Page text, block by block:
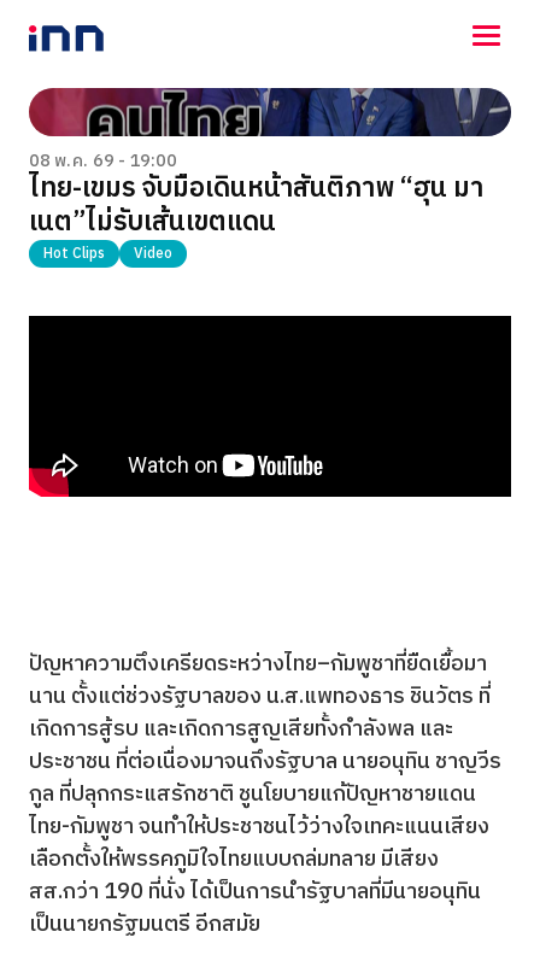
NEWS
ENTERTAINMENT
LIFESTYLE
HOROSCOPE
LOTTERY
VIDEO
08 พ.ค. 69 - 19:00
ไทย-เขมร จับมือเดินหน้าสันติภาพ “ฮุน มา
เนต”ไม่รับเส้นเขตแดน
Hot Clips Video
ปัญหาความตึงเครียดระหว่างไทย–กัมพูชาที่ยืดเยื้อมา
นาน ตั้งแต่ช่วงรัฐบาลของ น.ส.แพทองธาร ชินวัตร ที่
เกิดการสู้รบ และเกิดการสูญเสียทั้งกำลังพล และ
ประชาชน ที่ต่อเนื่องมาจนถึงรัฐบาล นายอนุทิน ชาญวีร
กูล ที่ปลุกกระแสรักชาติ ชูนโยบายแก้ปัญหาชายแดน
ไทย-กัมพูชา จนทำให้ประชาชนไว้ว่างใจเทคะแนนเสียง
เลือกตั้งให้พรรคภูมิใจไทยแบบถล่มทลาย มีเสียง
สส.กว่า 190 ที่นั่ง ได้เป็นการนำรัฐบาลที่มีนายอนุทิน
เป็นนายกรัฐมนตรี อีกสมัย